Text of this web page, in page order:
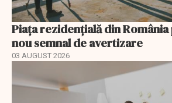
Piața rezidențială din
nou semnal de avertizare
03 AUGUST 2026